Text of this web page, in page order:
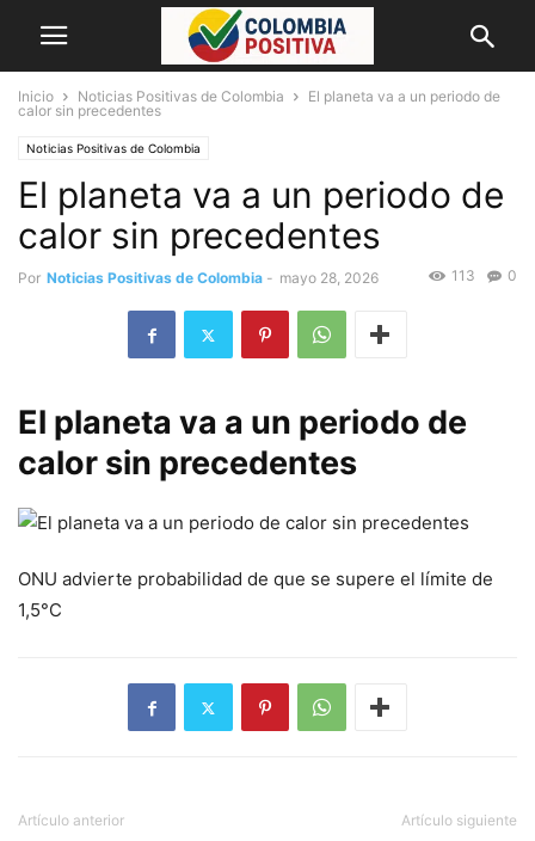
Inicio Noticias Positivas de Colombia
El planeta va a un periodo de
calor sin precedentes
Noticias Positivas de Colombia
El planeta va a un periodo de
calor sin precedentes
Por Noticias Positivas de Colombia - mayo 28, 2026 0
113
El planeta va a un periodo de
calor sin precedentes
ONU advierte probabilidad de que se supere el límite de
1,5°C
Artículo anterior Artículo siguiente